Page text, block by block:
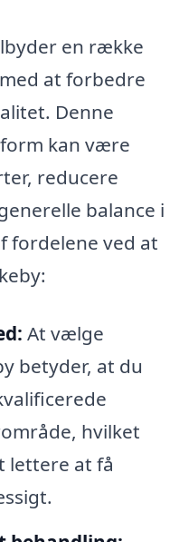
en række
at forbedre
Denne
kan være
reducere
balance i
fordelene ved at
At vælge
betyder, at du
hvilket
lettere at få